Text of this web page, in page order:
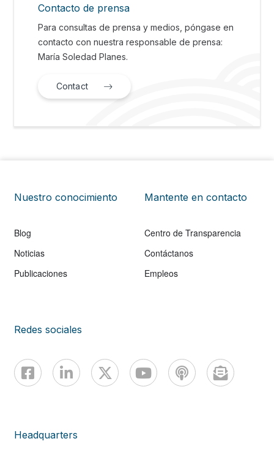
Contacto de prensa
Para consultas de prensa y medios, póngase en
contacto con nuestra responsable de prensa:
María Soledad Planes.
Contact
Nuestro conocimiento
Blog
Noticias
Publicaciones
Mantente en contacto
Centro de Transparencia
Contáctanos
Empleos
Redes sociales
Headquarters